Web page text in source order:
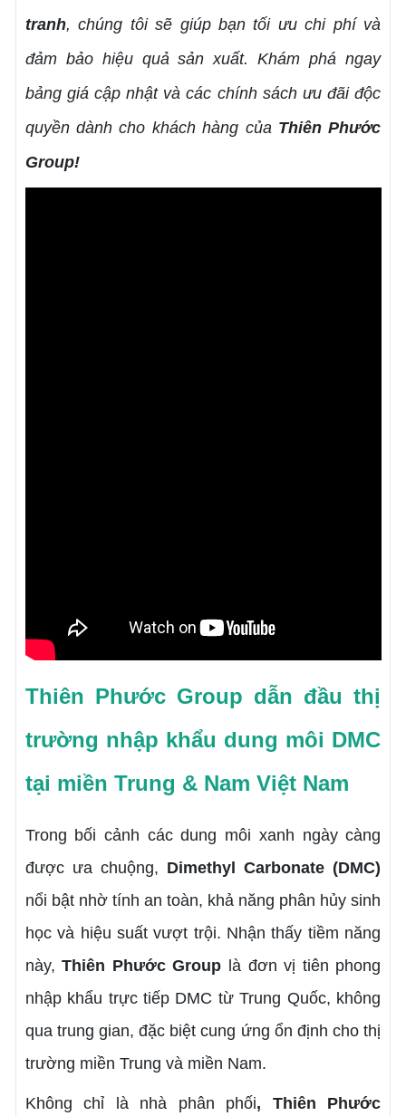
tranh, chúng tôi sẽ giúp bạn tối ưu chi phí và
đảm bảo hiệu quả sản xuất. Khám phá ngay
bảng giá cập nhật và các chính sách ưu đãi độc
quyền dành cho khách hàng của Thiên Phước
Group!
Thiên Phước Group dẫn đầu thị
trường nhập khẩu dung môi DMC
tại miền Trung & Nam Việt Nam
Trong bối cảnh các dung môi xanh ngày càng
được ưa chuộng, Dimethyl Carbonate (DMC)
nổi bật nhờ tính an toàn, khả năng phân hủy sinh
học và hiệu suất vượt trội. Nhận thấy tiềm năng
này,Thiên Phước Group là đơn vị tiên phong
nhập khẩu trực tiếp DMC từ Trung Quốc, không
qua trung gian, đặc biệt cung ứng ổn định cho thị
trường miền Trung và miền Nam.
Không chỉ là nhà phân phối, Thiên Phước